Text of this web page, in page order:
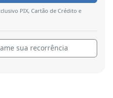
PIX, Cartão de Crédito e
sua recorrência